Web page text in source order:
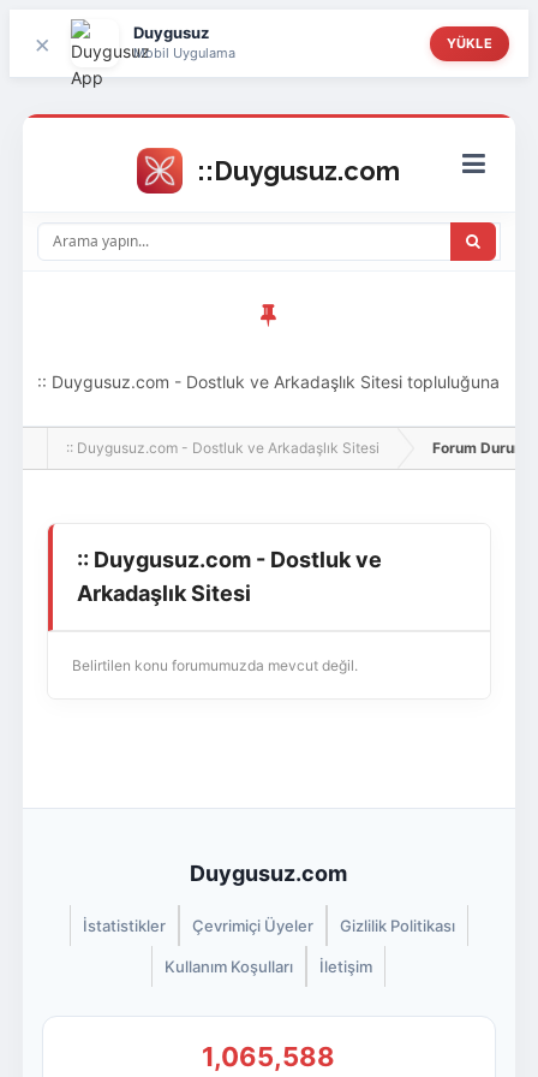
× Duygusuz
Mobil Uygulama
YÜKLE
Giriş Yap Üye Ol
:: Duygusuz.com - Dostluk ve Arkadaşlık Sitesi topluluğuna
hoş geldin ziyaretçi! Aramıza katılmak istersen kayıt
:: Duygusuz.com - Dostluk ve Arkadaşlık Sitesi Forum Durumu
:: Duygusuz.com - Dostluk ve
Arkadaşlık Sitesi
Belirtilen konu forumumuzda mevcut değil.
Duygusuz.com
İstatistikler Çevrimiçi Üyeler Gizlilik Politikası
Kullanım Koşulları İletişim
1,065,588